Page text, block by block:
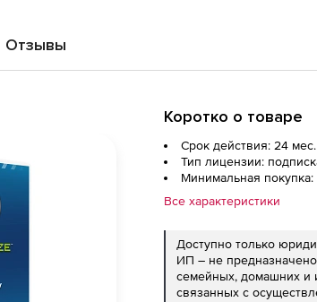
Отзывы
Коротко о товаре
Срок действия: 24 мес.
Тип лицензии:
Минимальная покупка:
Все характеристики
Доступно только
ИП – не
семейных, домашних и
связанных с